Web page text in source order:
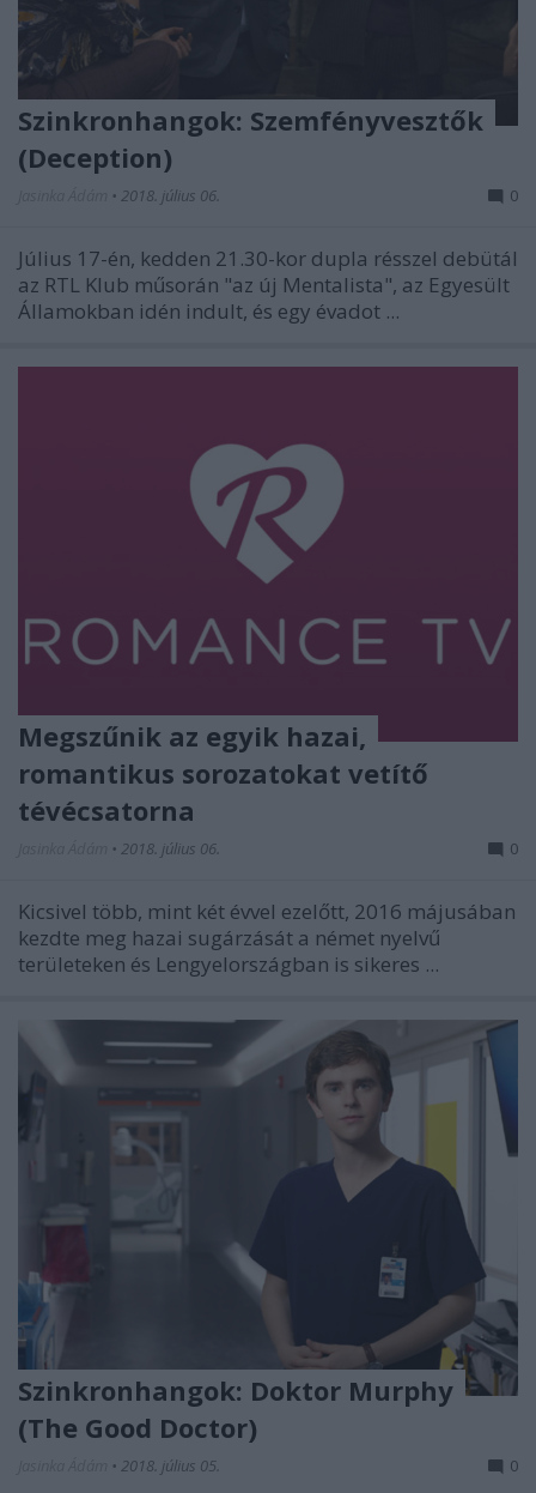
Szinkronhangok: Szemfényvesztők
(Deception)
• 2018. július 06. 0
Július 17-én, kedden 21.30-kor dupla résszel debütál
az RTL Klub műsorán "az új Mentalista", az Egyesült
Államokban idén indult, és egy évadot ...
Megszűnik az egyik hazai,
romantikus sorozatokat vetítő
tévécsatorna
• 2018. július 06. 0
Kicsivel több, mint két évvel ezelőtt, 2016 májusában
kezdte meg hazai sugárzását a német nyelvű
területeken és Lengyelországban is sikeres ...
Szinkronhangok: Doktor Murphy
(The Good Doctor)
• 2018. július 05. 0